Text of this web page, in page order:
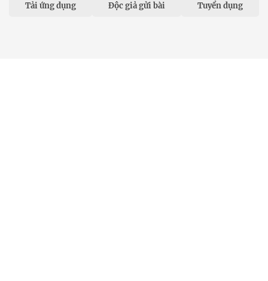
Tải ứng dụng Độc giả gửi bài Tuyển dụng